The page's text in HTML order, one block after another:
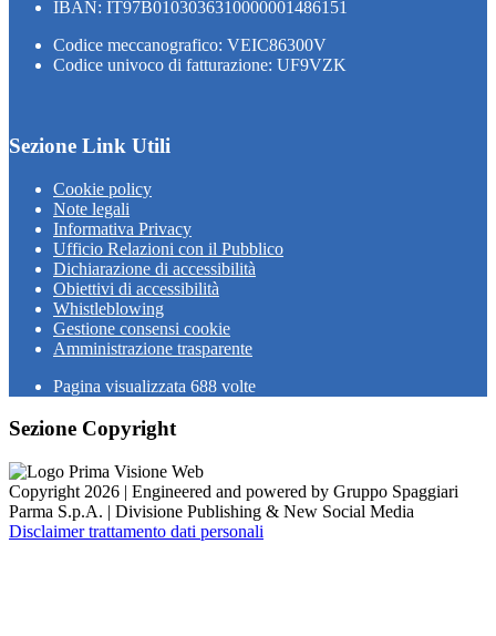
IBAN: IT97B0103036310000001486151
Codice meccanografico: VEIC86300V
Codice univoco di fatturazione: UF9VZK
Sezione Link Utili
Cookie policy
Note legali
Informativa Privacy
Ufficio Relazioni con il Pubblico
Dichiarazione di accessibilità
Obiettivi di accessibilità
Whistleblowing
Gestione consensi cookie
Amministrazione trasparente
Pagina visualizzata 688 volte
Sezione Copyright
Copyright 2026 | Engineered and powered by Gruppo Spaggiari
Parma S.p.A. | Divisione Publishing & New Social Media
Disclaimer trattamento dati personali